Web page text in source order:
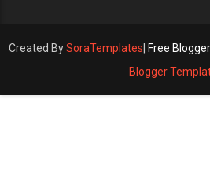
Created BySoraTemplates Free
Blogger